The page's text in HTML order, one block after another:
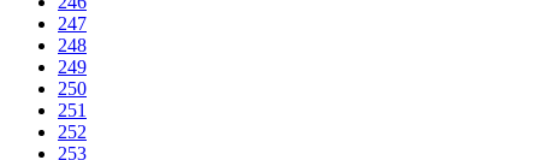
247
248
249
250
251
252
253